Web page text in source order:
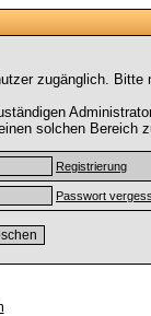
zugänglich.
solchen Bereich
Registrierung
Passwort